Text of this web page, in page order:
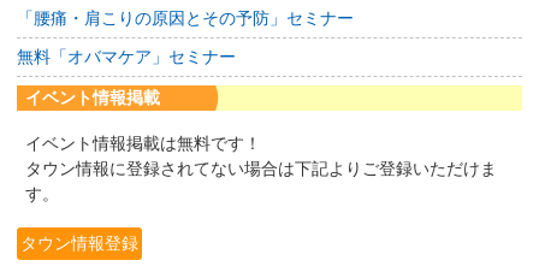
「腰痛・肩こりの原因とその予防」セミナー
無料「オバマケア」セミナー
イベント情報掲載
イベント情報掲載は無料です！
タウン情報に登録されてない場合は下記よりご登録いただけま
す。
タウン情報登録